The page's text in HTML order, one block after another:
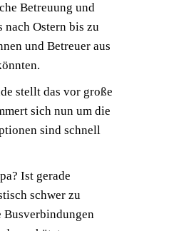
Betreuung und
nach Ostern bis zu
und Betreuer aus
stellt das vor große
sich nun um die
sind schnell
Ist gerade
schwer zu
Busverbindungen